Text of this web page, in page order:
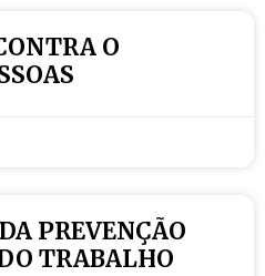
O
PREVENÇÃO
TRABALHO